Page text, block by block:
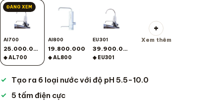
ĐANG XEM
Al700
25.000.000
◆ AL700
Al800
19.800.000
◆ AL800
EU301
39.900.000
◆ EU301
+
Xem thêm
Tạo ra 6 loại nước với độ pH 5.5-10.0
5 tấm điện cực